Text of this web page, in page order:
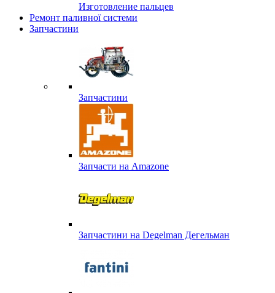
Изготовление пальцев
Ремонт паливної системи
Запчастини
Запчастини
Запчасти на Amazone
Запчастини на Degelman Дегельман